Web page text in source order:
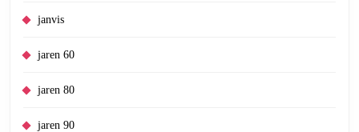
janvis
jaren 60
jaren 80
jaren 90